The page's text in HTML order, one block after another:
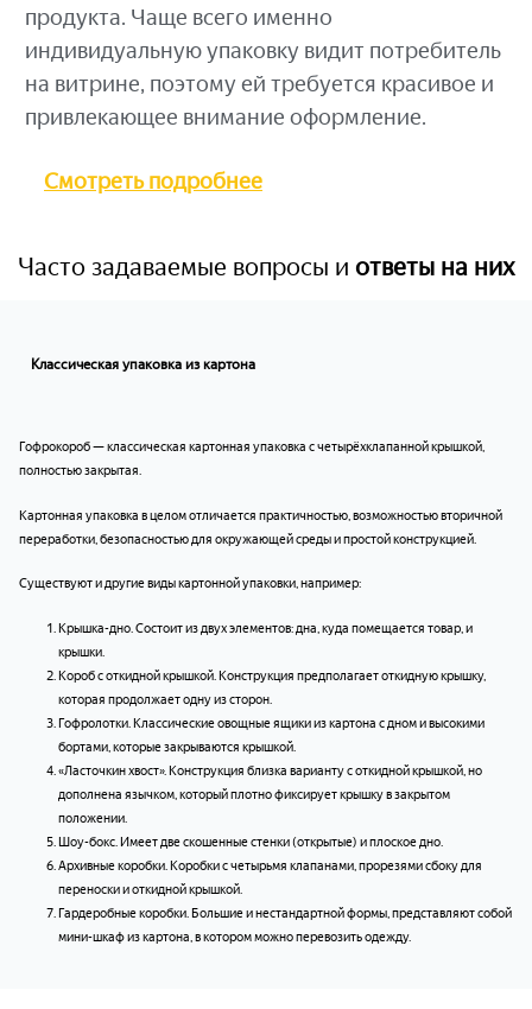
продукта. Чаще всего именно
индивидуальную упаковку видит потребитель
на витрине, поэтому ей требуется красивое и
привлекающее внимание оформление.
Смотреть подробнее
Часто задаваемые вопросы и ответы на них
Классическая упаковка из картона
Гофрокороб — классическая картонная упаковка с четырёхклапанной крышкой,
полностью закрытая.
Картонная упаковка в целом отличается практичностью, возможностью вторичной
переработки, безопасностью для окружающей среды и простой конструкцией.
Существуют и другие виды картонной упаковки, например:
Крышка-дно. Состоит из двух элементов: дна, куда помещается товар, и
крышки.
Короб с откидной крышкой. Конструкция предполагает откидную крышку,
которая продолжает одну из сторон.
Гофролотки. Классические овощные ящики из картона с дном и высокими
бортами, которые закрываются крышкой.
«Ласточкин хвост». Конструкция близка варианту с откидной крышкой, но
дополнена язычком, который плотно фиксирует крышку в закрытом
положении.
Шоу-бокс. Имеет две скошенные стенки (открытые) и плоское дно.
Архивные коробки. Коробки с четырьмя клапанами, прорезями сбоку для
переноски и откидной крышкой.
Гардеробные коробки. Большие и нестандартной формы, представляют собой
мини-шкаф из картона, в котором можно перевозить одежду.